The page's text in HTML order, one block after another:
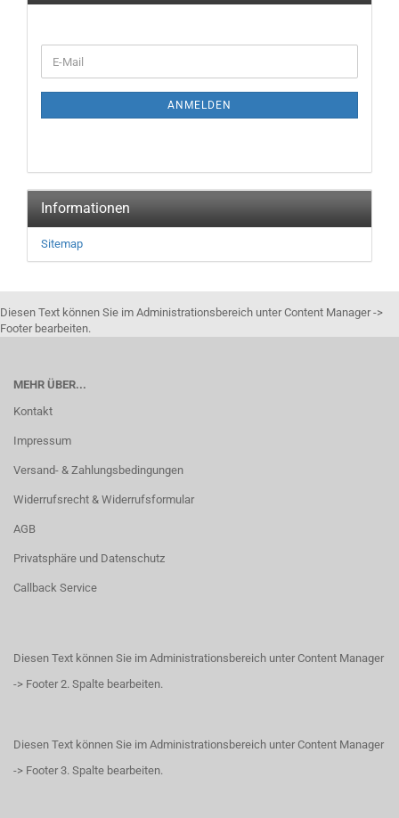
ZUR
E-
Mail
ANMELDEN
Informationen
Sitemap
Diesen Text können Sie im Administrationsbereich unter Content Manager ->
Footer bearbeiten.
MEHR ÜBER...
Kontakt
Impressum
Versand- & Zahlungsbedingungen
Widerrufsrecht & Widerrufsformular
AGB
Privatsphäre und Datenschutz
Callback Service
Diesen Text können Sie im Administrationsbereich unter Content Manager
-> Footer 2. Spalte bearbeiten.
Diesen Text können Sie im Administrationsbereich unter Content Manager
-> Footer 3. Spalte bearbeiten.